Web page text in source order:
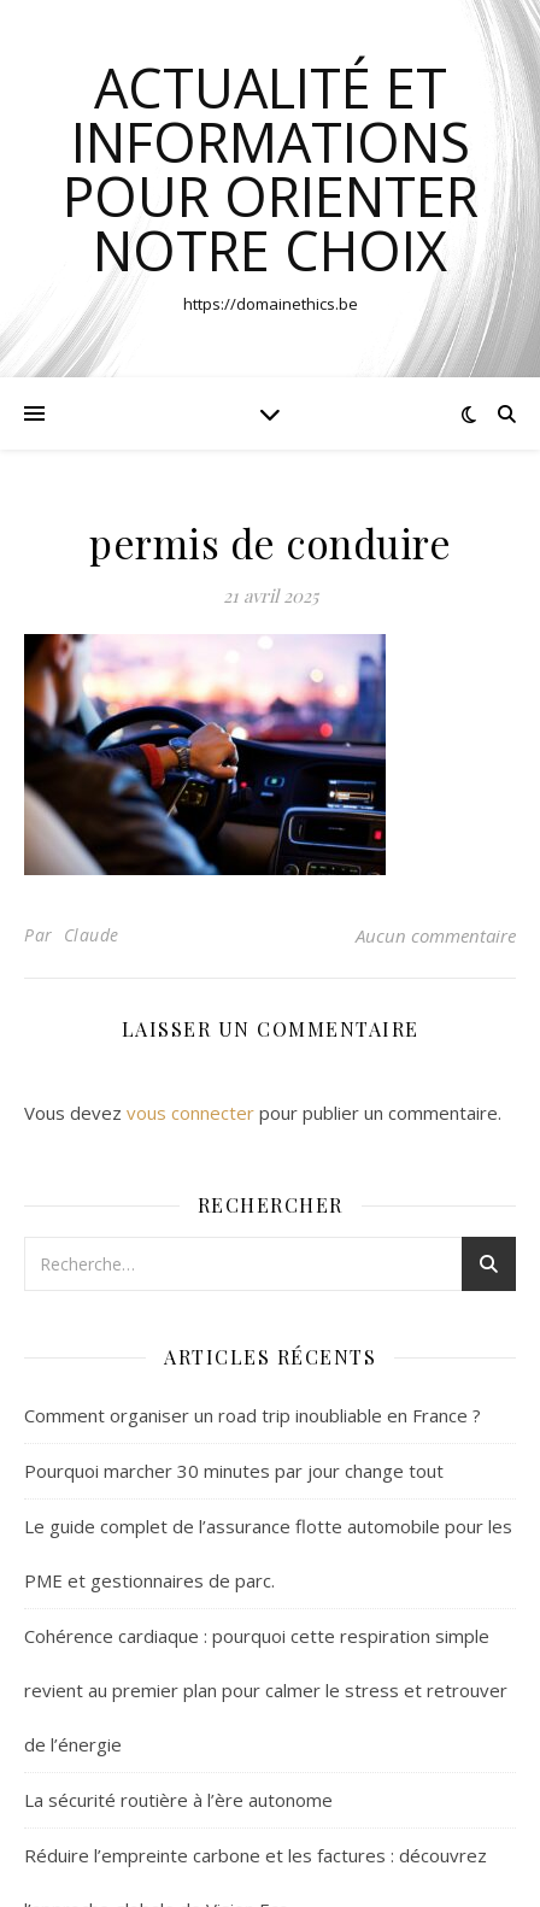
ACTUALITÉ ET
INFORMATIONS
POUR ORIENTER
NOTRE CHOIX
https://domainethics.be
permis de conduire
21 avril 2025
Par Claude Aucun commentaire
LAISSER UN COMMENTAIRE
Vous devez vous connecter pour publier un commentaire.
RECHERCHER
ARTICLES RÉCENTS
Comment organiser un road trip inoubliable en France ?
Pourquoi marcher 30 minutes par jour change tout
Le guide complet de l’assurance flotte automobile pour les
PME et gestionnaires de parc.
Cohérence cardiaque : pourquoi cette respiration simple
revient au premier plan pour calmer le stress et retrouver
de l’énergie
La sécurité routière à l’ère autonome
Réduire l’empreinte carbone et les factures : découvrez